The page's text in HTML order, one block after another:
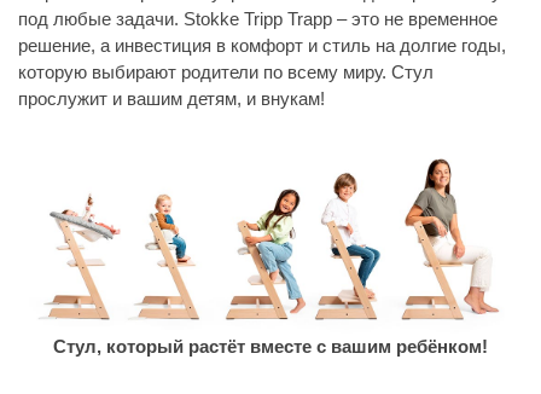
под любые задачи. Stokke Tripp Trapp – это не временное
решение, а инвестиция в комфорт и стиль на долгие годы,
которую выбирают родители по всему миру. Стул
прослужит и вашим детям, и внукам!
Стул, который растёт вместе с вашим ребёнком!